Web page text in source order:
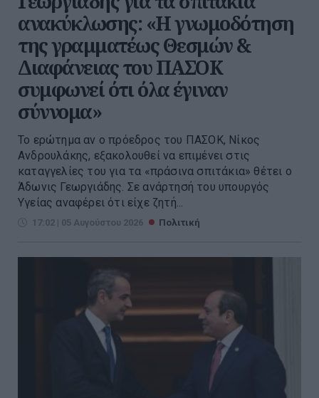
ανακύκλωσης: «Η γνωμοδότηση
της γραμματέως Θεσμών &
Διαφάνειας του ΠΑΣΟΚ
συμφωνεί ότι όλα έγιναν
σύννομα»
Το ερώτημα αν ο πρόεδρος του ΠΑΣΟΚ, Νίκος
Ανδρουλάκης, εξακολουθεί να επιμένει στις
καταγγελίες του για τα «πράσινα σπιτάκια» θέτει ο
Άδωνις Γεωργιάδης. Σε ανάρτησή του υπουργός
Υγείας αναφέρει ότι είχε ζητή...
17:02 | 05 Αυγούστου 2026 Πολιτική